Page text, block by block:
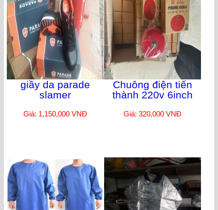
giầy da parade
slamer
Giá: 1,150,000 VNĐ
Chuông điện tiến
thành 220v 6inch
Giá: 320,000 VNĐ